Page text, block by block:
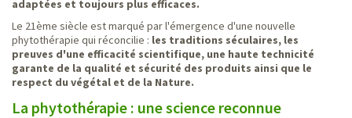
adaptées et toujours plus efficaces.
Le 21ème siècle est marqué par l'émergence d'une nouvelle
phytothérapie qui réconcilie : les traditions séculaires, les
preuves d'une efficacité scientifique, une haute technicité
garante de la qualité et sécurité des produits ainsi que le
respect du végétal et de la Nature.
La phytothérapie : une science reconnue